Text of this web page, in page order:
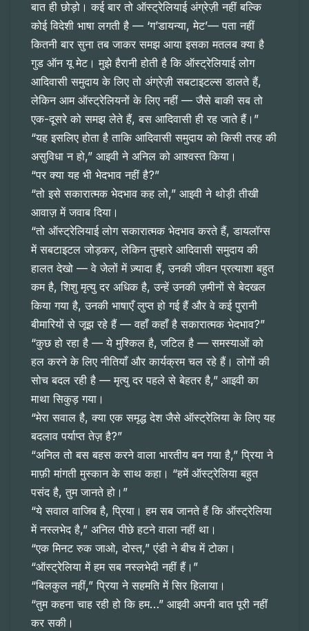
बात ही छोड़ो। कई बार तो ऑस्ट्रेलियाई अंग्रेज़ी नहीं बल्कि
कोई विदेशी भाषा लगती है — ‘ग’डायन्या, मेट’— पता नहीं
कितनी बार सुना तब जाकर समझ आया इसका मतलब क्या है
गुड ऑन यू मेट। मुझे हैरानी होती है कि ऑस्ट्रेलियाई लोग
आदिवासी समुदाय के लिए तो अंग्रेज़ी सबटाइटल्स डालते हैं,
लेकिन आम ऑस्ट्रेलियनों के लिए नहीं — जैसे बाकी सब तो
एक-दूसरे को समझ लेते हैं, बस आदिवासी ही रह जाते हैं।”
“यह इसलिए होता है ताकि आदिवासी समुदाय को किसी तरह की
असुविधा न हो,” आइवी ने अनिल को आश्वस्त किया।
“पर क्या यह भी भेदभाव नहीं है?”
“तो इसे सकारात्मक भेदभाव कह लो,” आइवी ने थोड़ी तीखी
आवाज़ में जवाब दिया।
“तो ऑस्ट्रेलियाई लोग सकारात्मक भेदभाव करते हैं, डायलॉग्स
में सबटाइटल जोड़कर, लेकिन तुम्हारे आदिवासी समुदाय की
हालत देखो — वे जेलों में ज़्यादा हैं, उनकी जीवन प्रत्याशा बहुत
कम है, शिशु मृत्यु दर अधिक है, उन्हें उनकी ज़मीनों से बेदखल
किया गया है, उनकी भाषाएँ लुप्त हो गई हैं और वे कई पुरानी
बीमारियों से जूझ रहे हैं — वहाँ कहाँ है सकारात्मक भेदभाव?”
“कुछ हो रहा है — ये मुश्किल है, जटिल है — समस्याओं को
हल करने के लिए नीतियाँ और कार्यक्रम चल रहे हैं। लोगों की
सोच बदल रही है — मृत्यु दर पहले से बेहतर है,” आइवी का
माथा सिकुड़ गया।
“मेरा सवाल है, क्या एक समृद्ध देश जैसे ऑस्ट्रेलिया के लिए यह
बदलाव पर्याप्त तेज़ है?”
“अनिल तो बस बहस करने वाला भारतीय बन गया है,” प्रिया ने
माफ़ी मांगती मुस्कान के साथ कहा। “हमें ऑस्ट्रेलिया बहुत
पसंद है, तुम जानते हो।”
“ये सवाल वाजिब है, प्रिया। हम सब जानते हैं कि ऑस्ट्रेलिया
में नस्लभेद है,” अनिल पीछे हटने वाला नहीं था।
“एक मिनट रुक जाओ, दोस्त,” एंडी ने बीच में टोका।
“ऑस्ट्रेलिया में हम सब नस्लभेदी नहीं हैं।”
“बिलकुल नहीं,” प्रिया ने सहमति में सिर हिलाया।
“तुम कहना चाह रही हो कि हम…” आइवी अपनी बात पूरी नहीं
कर सकी।